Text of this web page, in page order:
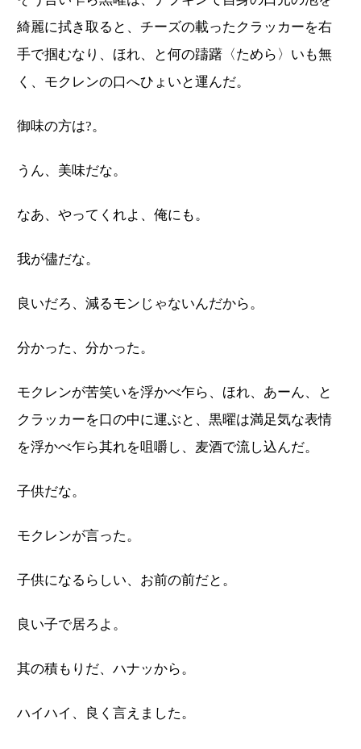
綺麗に拭き取ると、チーズの載ったクラッカーを右
手で掴むなり、ほれ、と何の躊躇〈ためら〉いも無
く、モクレンの口へひょいと運んだ。
御味の方は?。
うん、美味だな。
なあ、やってくれよ、俺にも。
我が儘だな。
良いだろ、減るモンじゃないんだから。
分かった、分かった。
モクレンが苦笑いを浮かべ乍ら、ほれ、あーん、と
クラッカーを口の中に運ぶと、黒曜は満足気な表情
を浮かべ乍ら其れを咀嚼し、麦酒で流し込んだ。
子供だな。
モクレンが言った。
子供になるらしい、お前の前だと。
良い子で居ろよ。
其の積もりだ、ハナッから。
ハイハイ、良く言えました。